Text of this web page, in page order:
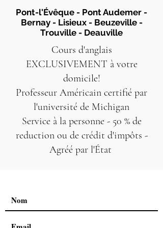
Pont-l'Évêque - Pont Audemer -
Bernay - Lisieux - Beuzeville -
Trouville - Deauville
Cours d'anglais
EXCLUSIVEMENT à votre
domicile!
Professeur Américain certifié par
l'université de Michigan
Service à la personne - 50 % de
reduction ou de crédit d'impôts -
Agréé par l'État